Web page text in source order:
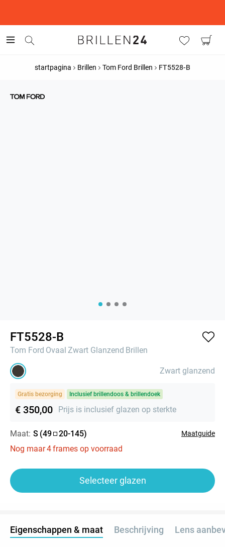
startpagina Brillen Tom Ford Brillen FT5528-B
FT5528-B
Tom Ford Ovaal Zwart Glanzend Brillen
Zwart glanzend
Gratis bezorging Inclusief brillendoos & brillendoek
€ 350,00 Prijs is inclusief glazen op sterkte
Maat: S (49 20-145) Maatguide
Nog maar4frames op voorraad
Selecteer glazen
Eigenschappen & maat Beschrijving Lens